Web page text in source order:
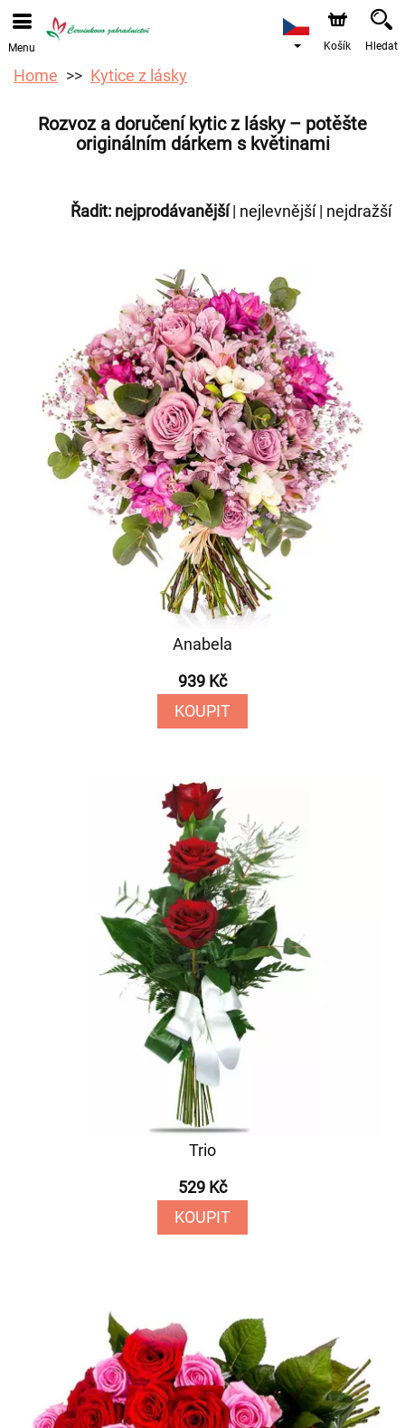
Objednávky přes e-shop přijímáme. Nejbližší možné
doručení je od 12.8.2026 z důvodu dovolené.
Menu Košík Hledat
Home Kytice z lásky
Rozvoz a doručení kytic z lásky – potěšte
originálním dárkem s květinami
Řadit: nejprodávanější| nejlevnější| nejdražší
Anabela
939 Kč
KOUPIT
Trio
529 Kč
KOUPIT